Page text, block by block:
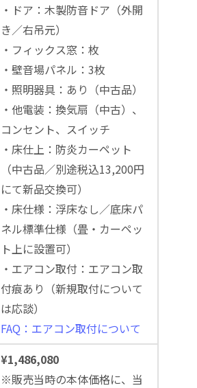
・ドア：木製防音ドア（外開
き／右吊元）
・フィックス窓：枚
・壁音場パネル：3枚
・照明器具：あり（中古品）
・他電装：換気扇（中古）、
コンセント、スイッチ
・床仕上：防炎カーペット
（中古品／別途税込13,200円
にて新品交換可）
・床仕様：浮床なし／底床パ
ネル標準仕様（畳・カーペッ
ト上に設置可）
・エアコン取付：エアコン取
付痕あり（新規取付について
は応談）
FAQ：エアコン取付について
¥1,486,080
※販売当時の本体価格に、当